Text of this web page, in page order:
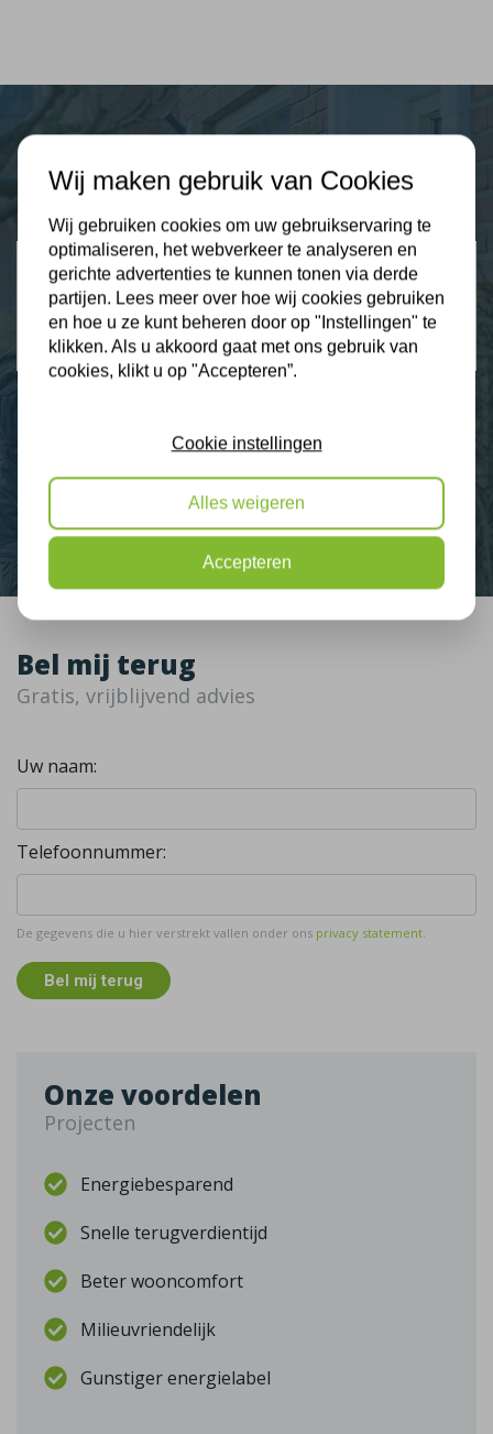
Plus Isolatie
Uw isolatie specialist
9,3
Klantbeoordelingen
2274 klanten beoordelen ons met een 9.3
Bel mij terug
Gratis, vrijblijvend advies
Uw naam:
Telefoonnummer:
De gegevens die u hier verstrekt vallen onder ons privacy statement.
Bel mij terug
Onze voordelen
Projecten
Energiebesparend
Snelle terugverdientijd
Beter wooncomfort
Milieuvriendelijk
Gunstiger energielabel
Wij maken gebruik van Cookies
Wij gebruiken cookies om uw gebruikservaring te
optimaliseren, het webverkeer te analyseren en
gerichte advertenties te kunnen tonen via derde
partijen. Lees meer over hoe wij cookies gebruiken
en hoe u ze kunt beheren door op "Instellingen" te
klikken. Als u akkoord gaat met ons gebruik van
cookies, klikt u op "Accepteren”.
Cookie instellingen
Alles weigeren
Accepteren